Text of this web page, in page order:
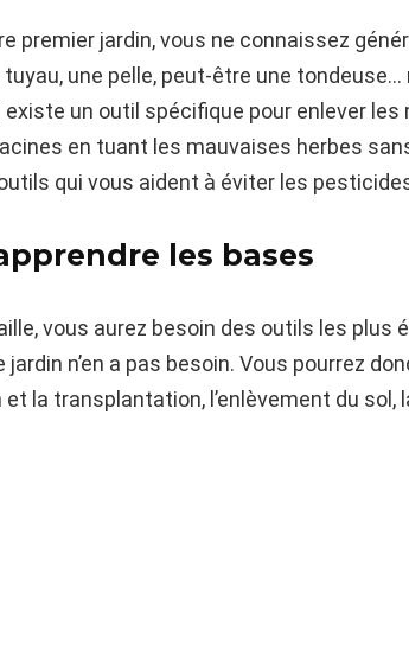
premier jardin, vous ne connaissez
une pelle, peut-être une
un outil spécifique pour enlever les
en tuant les mauvaises herbes
qui vous aident à éviter les
les bases
vous aurez besoin des outils les plus
n’en a pas besoin. Vous pourrez
la transplantation, l’enlèvement du